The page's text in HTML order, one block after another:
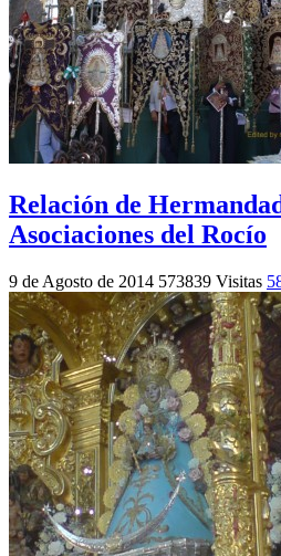
Relación de
Asociaciones del Rocío
9 de Agosto de 2014 573839 Visitas